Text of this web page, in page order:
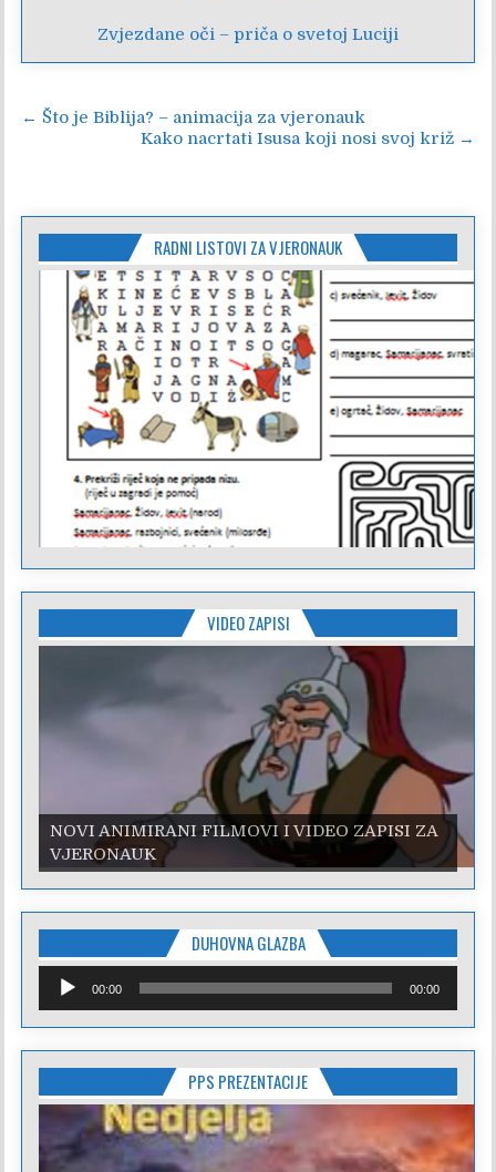
Zvjezdane oči – priča o svetoj Luciji
Navigacija
← Što je Biblija? – animacija za vjeronauk
Kako nacrtati Isusa koji nosi svoj križ →
RADNI LISTOVI ZA VJERONAUK
VIDEO ZAPISI
NOVI ANIMIRANI FILMOVI I VIDEO ZAPISI ZA
VJERONAUK
DUHOVNA GLAZBA
Reproduktor
audiozapisa
00:00 00:00
PPS PREZENTACIJE